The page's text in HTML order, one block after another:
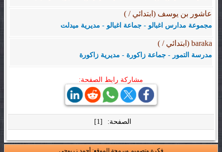
عاشور بن يوسف (ابتدائي / )
مجموعة مدارس اغبالو - جماعة اغبالو - مديرية ميدلت
baraka (ابتدائي / )
مدرسة التمور - جماعة زاكورة - مديرية زاكورة
مشاركة رابط الصفحة:
الصفحة: [1]
فكرة وتصميم وبرمجة الموقع: أحمد زربوحي